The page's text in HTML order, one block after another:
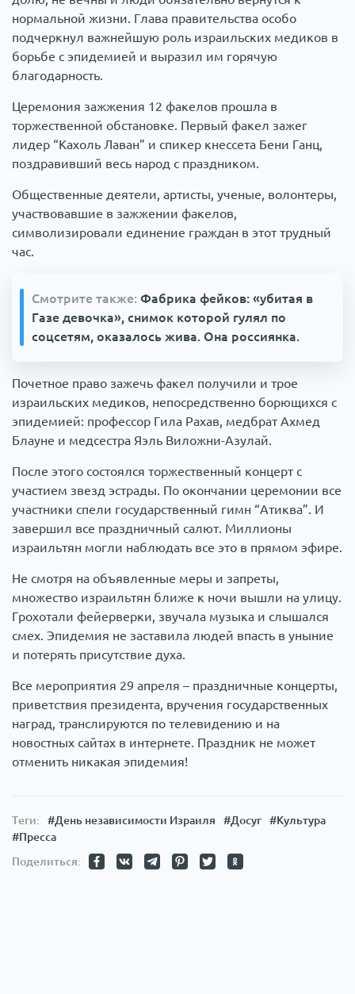
нормальной жизни. Глава правительства особо
подчеркнул важнейшую роль израильских медиков в
борьбе с эпидемией и выразил им горячую
благодарность.
Церемония зажжения 12 факелов прошла в
торжественной обстановке. Первый факел зажег
лидер “Кахоль Лаван” и спикер кнессета Бени Ганц,
поздравивший весь народ с праздником.
Общественные деятели, артисты, ученые, волонтеры,
участвовавшие в зажжении факелов,
символизировали единение граждан в этот трудный
час.
Смотрите также: Фабрика фейков: «убитая в
Газе девочка», снимок которой гулял по
соцсетям, оказалось жива. Она россиянка.
Почетное право зажечь факел получили и трое
израильских медиков, непосредственно борющихся с
эпидемией: профессор Гила Рахав, медбрат Ахмед
Блауне и медсестра Яэль Виложни-Азулай.
После этого состоялся торжественный концерт с
участием звезд эстрады. По окончании церемонии все
участники спели государственный гимн “Атиква”. И
завершил все праздничный салют. Миллионы
израильтян могли наблюдать все это в прямом эфире.
Не смотря на объявленные меры и запреты,
множество израильтян ближе к ночи вышли на улицу.
Грохотали фейерверки, звучала музыка и слышался
смех. Эпидемия не заставила людей впасть в уныние
и потерять присутствие духа.
Все мероприятия 29 апреля – праздничные концерты,
приветствия президента, вручения государственных
наград, транслируются по телевидению и на
новостных сайтах в интернете. Праздник не может
отменить никакая эпидемия!
Теги: #День независимости Израиля #Досуг
#Культура
#Пресса
Поделиться: